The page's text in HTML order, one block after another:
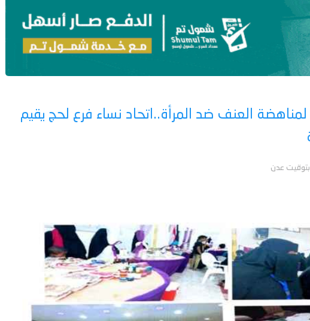
لمناهضة العنف ضد المرأة..اتحاد نساء فرع لحج يقيم